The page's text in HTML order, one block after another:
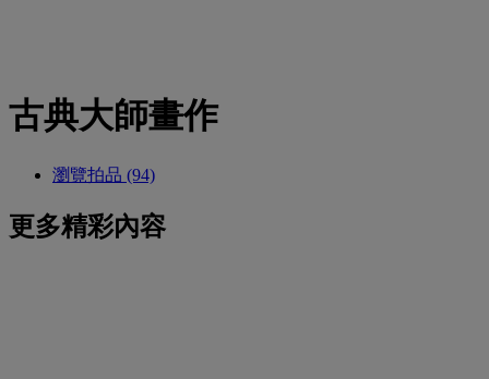
古典大師畫作
瀏覽拍品 (94)
更多精彩內容